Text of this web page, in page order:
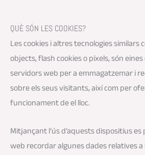
QUÈ SÓN LES COOKIES?
Les cookies i altres tecnologies similars
objects, flash cookies o píxels, són
servidors web per a emmagatzemar i
sobre els seus visitants, així com per
funcionament de el lloc.
Mitjançant l’ús d’aquests dispositius
web recordar algunes dades relatives a